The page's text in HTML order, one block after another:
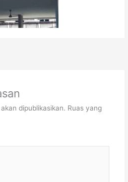
dipublikasikan. Ruas yang